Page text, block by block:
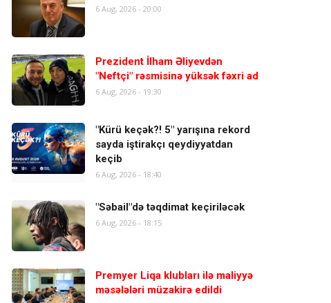
6 Aug, 2026 - 20:00
Prezident İlham Əliyevdən
"Neftçi" rəsmisinə yüksək fəxri ad
6 Aug, 2026 - 19:30
"Kürü keçək?! 5" yarışına rekord
sayda iştirakçı qeydiyyatdan
keçib
6 Aug, 2026 - 18:40
"Səbail"də təqdimat keçiriləcək
6 Aug, 2026 - 18:15
Premyer Liqa klubları ilə maliyyə
məsələləri müzakirə edildi